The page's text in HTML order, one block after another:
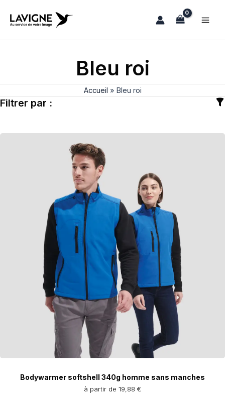
Bleu roi
Accueil » Bleu roi
Filtrer par :
Bodywarmer softshell 340g homme sans manches
à partir de 19,88 €